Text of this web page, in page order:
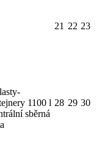
21 22 23
1100 l
sběrná
28 29 30